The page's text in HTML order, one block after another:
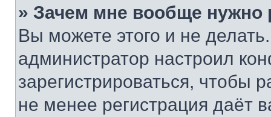
» Зачем мне вообще нужно
Вы можете этого и не
администратор настроил
зарегистрироваться, чтобы
не менее регистрация даёт